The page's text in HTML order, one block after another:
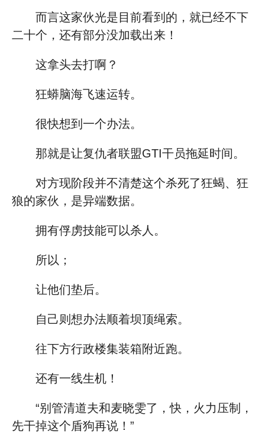
而言这家伙光是目前看到的，就已经不下
二十个，还有部分没加载出来！
这拿头去打啊？
狂蟒脑海飞速运转。
很快想到一个办法。
那就是让复仇者联盟GTI干员拖延时间。
对方现阶段并不清楚这个杀死了狂蝎、狂
狼的家伙，是异端数据。
拥有俘虏技能可以杀人。
所以；
让他们垫后。
自己则想办法顺着坝顶绳索。
往下方行政楼集装箱附近跑。
还有一线生机！
“别管清道夫和麦晓雯了，快，火力压制，
先干掉这个盾狗再说！”